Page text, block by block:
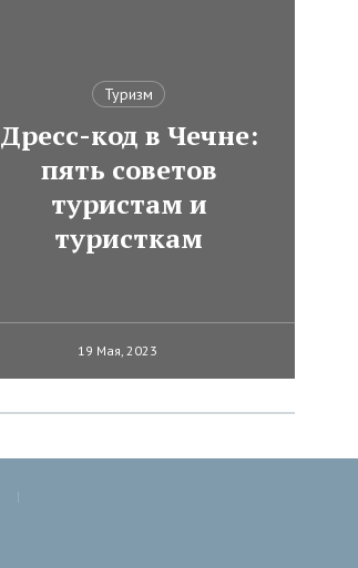
Туризм
Дресс-код в Чечне:
пять советов
туристам и
туристкам
19 Мая, 2023